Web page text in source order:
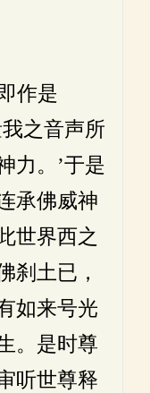
作是
之音声所
力。’于是
承佛威神
世界西之
刹土已，
如来号光
。是时尊
听世尊释